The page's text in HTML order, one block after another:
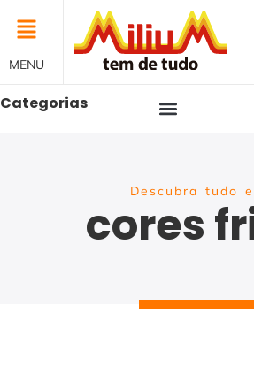
MENU
Categorias
Descubra tudo
cores